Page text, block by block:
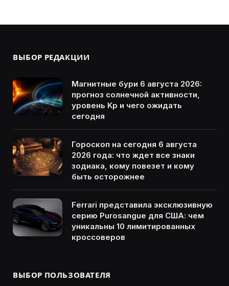
ВЫБОР РЕДАКЦИИ
Магнитные бури 6 августа 2026:
прогноз солнечной активности,
уровень Kp и чего ожидать
сегодня
Гороскоп на сегодня 6 августа
2026 года: что ждет все знаки
зодиака, кому повезет и кому
быть осторожнее
Ferrari представила эксклюзивную
серию Purosangue для США: чем
уникальны 10 лимитированных
кроссоверов
ВЫБОР ПОЛЬЗОВАТЕЛЯ